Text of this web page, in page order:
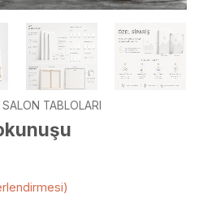
SALON TABLOLARI